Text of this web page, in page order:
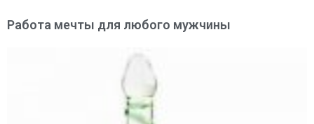
Работа мечты для любого мужчины